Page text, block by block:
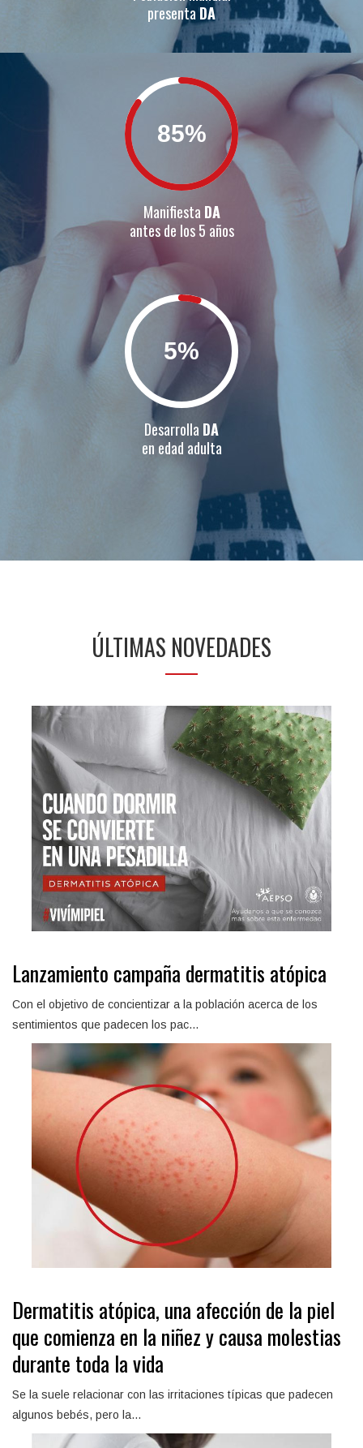
presenta DA
85
Manifiesta DA
antes de los 5 años
5
Desarrolla DA
en edad adulta
ÚLTIMAS NOVEDADES
Lanzamiento campaña dermatitis atópica
Con el objetivo de concientizar a la población acerca de los
sentimientos que padecen los pac...
Dermatitis atópica, una afección de la piel
que comienza en la niñez y causa molestias
durante toda la vida
Se la suele relacionar con las irritaciones típicas que padecen
algunos bebés, pero la...